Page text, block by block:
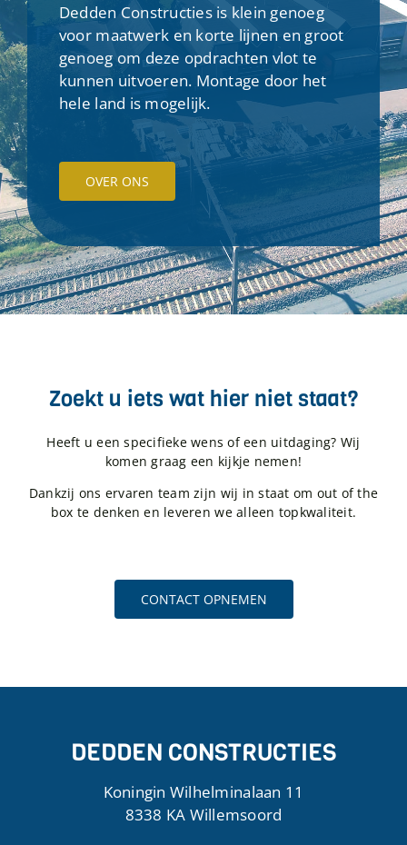
Dedden Constructies is klein genoeg
voor maatwerk en korte lijnen en groot
genoeg om deze opdrachten vlot te
kunnen uitvoeren. Montage door het
hele land is mogelijk.
OVER ONS
Zoekt u iets wat hier niet staat?
Heeft u een specifieke wens of een uitdaging? Wij
komen graag een kijkje nemen!
Dankzij ons ervaren team zijn wij in staat om out of the
box te denken en leveren we alleen topkwaliteit.
CONTACT OPNEMEN
DEDDEN CONSTRUCTIES
Koningin Wilhelminalaan 11
8338 KA Willemsoord